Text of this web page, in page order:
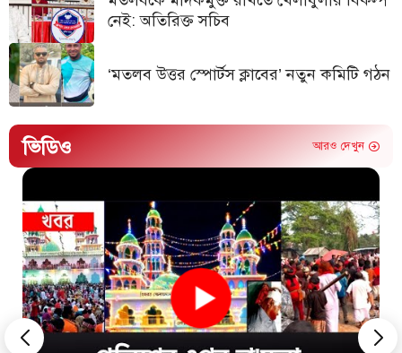
নেই: অতিরিক্ত সচিব
‘মতলব উত্তর স্পোর্টস ক্লাবের’ নতুন কমিটি গঠন
ভিডিও আরও দেখুন